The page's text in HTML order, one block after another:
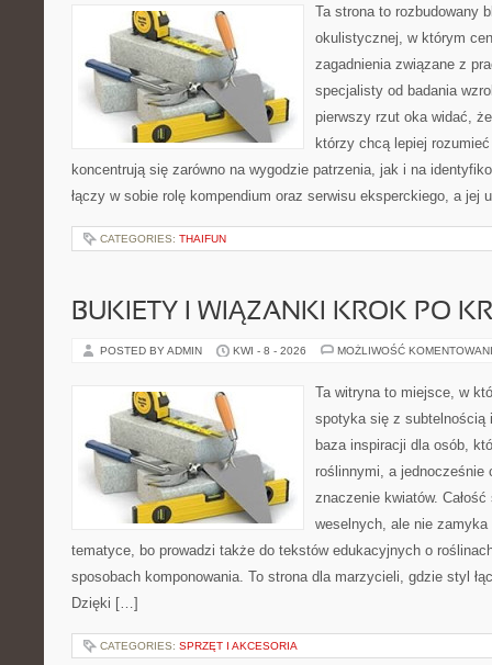
Ta strona to rozbudowany
okulistycznej, w którym
zagadnienia związane z
specjalisty od badania
pierwszy rzut oka widać,
którzy chcą lepiej
koncentrują się zarówno na wygodzie patrzenia, jak i na
łączy w sobie rolę kompendium oraz serwisu eksperckiego, a jej
CATEGORIES: THAIFUN
BUKIETY I WIĄZANKI KROK PO
POSTED BY ADMIN KWI - 8 - 2026 MOŻLIWOŚĆ
Ta witryna to miejsce, w
spotyka się z subtelnością
baza inspiracji dla osób,
roślinnymi, a jednocześnie
znaczenie kwiatów.
weselnych, ale nie zamyka
tematyce, bo prowadzi także do tekstów edukacyjnych o
sposobach komponowania. To strona dla marzycieli, gdzie styl
Dzięki […]
CATEGORIES: SPRZĘT I AKCESORIA